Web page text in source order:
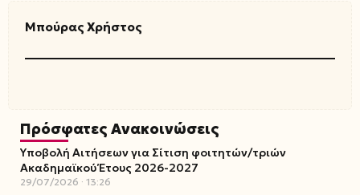
Μπούρας Χρήστος
Πρόσφατες Ανακοινώσεις
Υποβολή Αιτήσεων για Σίτιση φοιτητών/τριών
Ακαδημαϊκού Έτους 2026-2027
29/07/2026 13:26